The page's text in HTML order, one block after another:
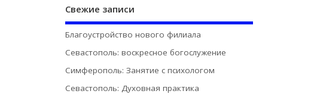
Свежие записи
Благоустройство нового филиала
Севастополь: воскресное богослужение
Симферополь: Занятие с психологом
Севастополь: Духовная практика